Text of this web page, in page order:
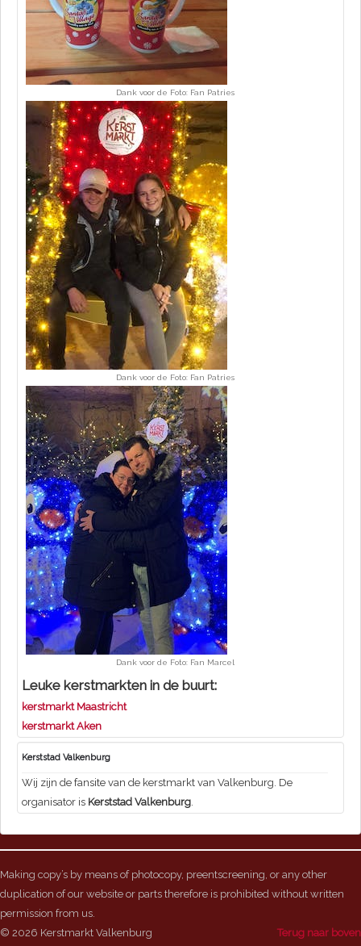
Dank voor de Foto: Fan Patries
Dank voor de Foto: Fan Patries
Dank voor de Foto: Fan Marcel
Leuke kerstmarkten in de buurt:
kerstmarkt Maastricht
kerstmarkt Aken
Kerststad Valkenburg
Wij zijn de fansite van de kerstmarkt van Valkenburg. De
organisator is Kerststad Valkenburg
Making copy’s by means of photocopy, preentscreening, or any other
duplication of our website or parts therefore is prohibited without written
permission from us.
Terug naar boven
© 2026 Kerstmarkt Valkenburg